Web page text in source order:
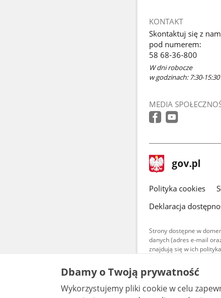
KONTAKT
Skontaktuj się z
pod numerem:
58 68-36-800
W dni robocze
w godzinach: 7:30-15:30
MEDIA
stopka
gov.pl Strona
gov.pl
gov.pl
Polityka cookies
Deklaracja
Strony dostępne w
danych (adres e-mail
znajdują się w ich
Treści
są
Dbamy o Twoją prywatność
Wykorzystujemy pliki cookie w celu